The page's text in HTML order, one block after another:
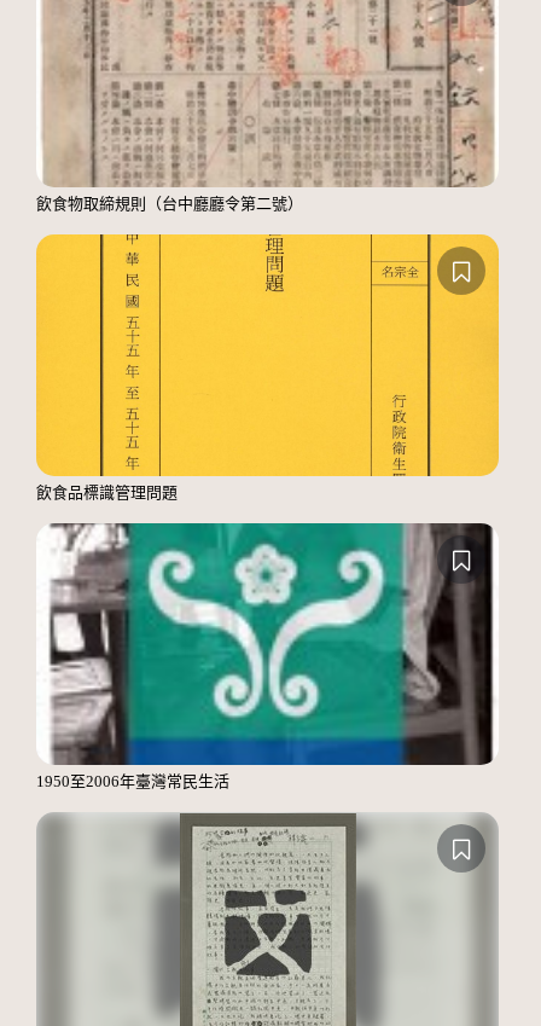
飲食物取締規則（台中廳廳令第二號）
飲食品標識管理問題
1950至2006年臺灣常民生活